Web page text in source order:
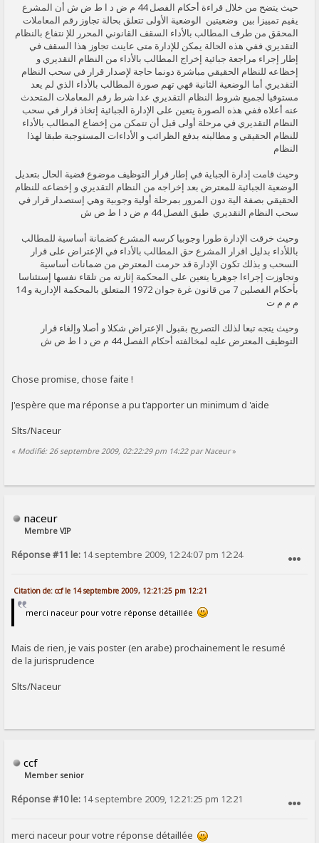
حيث يتضح من خلال قراءة أحكام الفصل 44 م ض د ا ط ض ش أن المشرع
يقيم تمييزا بين وضعيتين الوضعية الأولى تتعلق بحالة تجاوز رقم المعاملات
المحقق من طرف المطالب بالأداء السقف القانوني المحرر للإ نتفاع بالنظام
التقديري ففي هذه الحالة يمكن للإدارة متى عاينت تجاوز هذا السقف في
إطار إجراء مراجعة جبائية إخراج المطالب بالأداء من النظام التقديري و
إخظاعه للنظام الحقيقي مباشرة دونما حاجة لإصدار قرار في سحب النظام
التقديري أما الوضعية الثانية فهي تهم صورة المطالب بالأداء الذي لم يعد
مستوفيا لجميع شروط النظام التقديري عدا شرط رقم المعاملات المتحدث
عنه أعلاه ففي هذه الصورة يتعين على الإدارة الجبائية إتخاذ قرار في سحب
النظام التقديري في مرحلة أولى قبل أن تتمكن من إخضاع المطالب بالأداء
للنظام الحقيقي و مطالبته بدفع الظرائب و الأداءات المستوجبة طبقا لهذا
النظام
وحيث قامت إدارة الجباية في إطار قرار التوظيف موضوع قضية الحال بتعديل
الوضعية الجبائية للمعترض بعد إخراجه من النظام التقديري و إخضاعه للنظام
الحقيقي بصفة الية دون المرور بمرحلة أولية وجوبية وهي إستصدار قرار في
سحب النظام التقديري طبق الفصل 44 م ض د ا ط ض ش
وحيث خرقت الإدارة طورا وجوبيا كرسه المشرع كضمانة أساسية للمطالب
باللأداء بدليل اقرار المشرع حق المطالب بالأداء في الإعتراض على قرار
السحب و بذلك تكون الإدارة قد حرمت المعترض من ضمانات أساسية
وتجاوزت إجراءا جوهريا يتعين على المحكمة إثارته من تلقاء نفسها إستئناسا
بأحكام الفصلين 7 من قانون غرة جوان 1972 المتعلق بالمحكمة الإدارية و 14
م م م ت
وحيث يتجه تبعا لذلك التصريح بقبول الإعتراض شكلا و أصلا وإلغاء قرار
التوظيف المعترض عليه لمخالفته أحكام الفصل 44 م ض د ا ط ض ش
Chose promise, chose faite !
J'espère que ma réponse a pu t'apporter un minimum d 'aide
Slts/Naceur
« Modifié: 26 septembre 2009, 02:22:29 pm 14:22 par Naceur»
naceur
Membre VIP
Réponse #11 le: 14 septembre 2009, 12:24:07 pm 12:24
Citation de: ccf le 14 septembre 2009, 12:21:25 pm 12:21
merci naceur pour votre réponse détaillée
Mais de rien, je vais poster (en arabe) prochainement le resumé
de la jurisprudence
Slts/Naceur
ccf
Member senior
Réponse #10 le: 14 septembre 2009, 12:21:25 pm 12:21
merci naceur pour votre réponse détaillée